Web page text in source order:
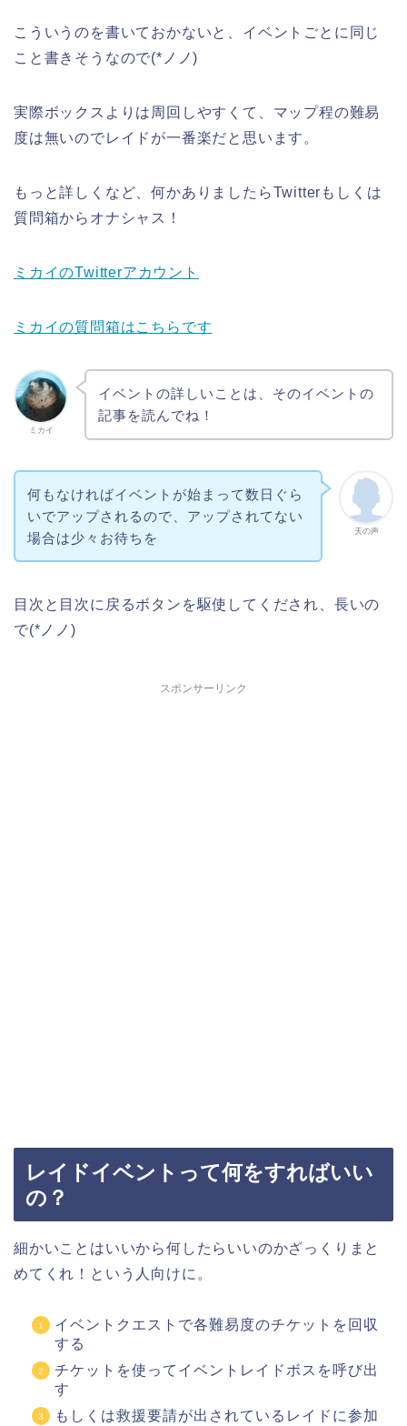
こういうのを書いておかないと、イベントごとに同じ
こと書きそうなので(*ノノ)
実際ボックスよりは周回しやすくて、マップ程の難易
度は無いのでレイドが一番楽だと思います。
もっと詳しくなど、何かありましたらTwitterもしくは
質問箱からオナシャス！
ミカイのTwitterアカウント
ミカイの質問箱はこちらです
ミカイ
イベントの詳しいことは、そのイベントの
記事を読んでね！
天の声
何もなければイベントが始まって数日ぐら
いでアップされるので、アップされてない
場合は少々お待ちを
目次と目次に戻るボタンを駆使してくだされ、長いの
で(*ノノ)
スポンサーリンク
レイドイベントって何をすればいい
の？
細かいことはいいから何したらいいのかざっくりまと
めてくれ！という人向けに。
イベントクエストで各難易度のチケットを回収
する
チケットを使ってイベントレイドボスを呼び出
す
もしくは救援要請が出されているレイドに参加